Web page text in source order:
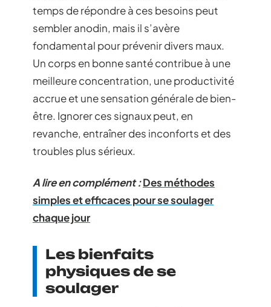
temps de répondre à ces besoins peut
sembler anodin, mais il s’avère
fondamental pour prévenir divers maux.
Un corps en bonne santé contribue à une
meilleure concentration, une productivité
accrue et une sensation générale de bien-
être. Ignorer ces signaux peut, en
revanche, entraîner des inconforts et des
troubles plus sérieux.
A lire en complément :Des méthodes
simples et efficaces pour se soulager
chaque jour
Les bienfaits
physiques de se
soulager